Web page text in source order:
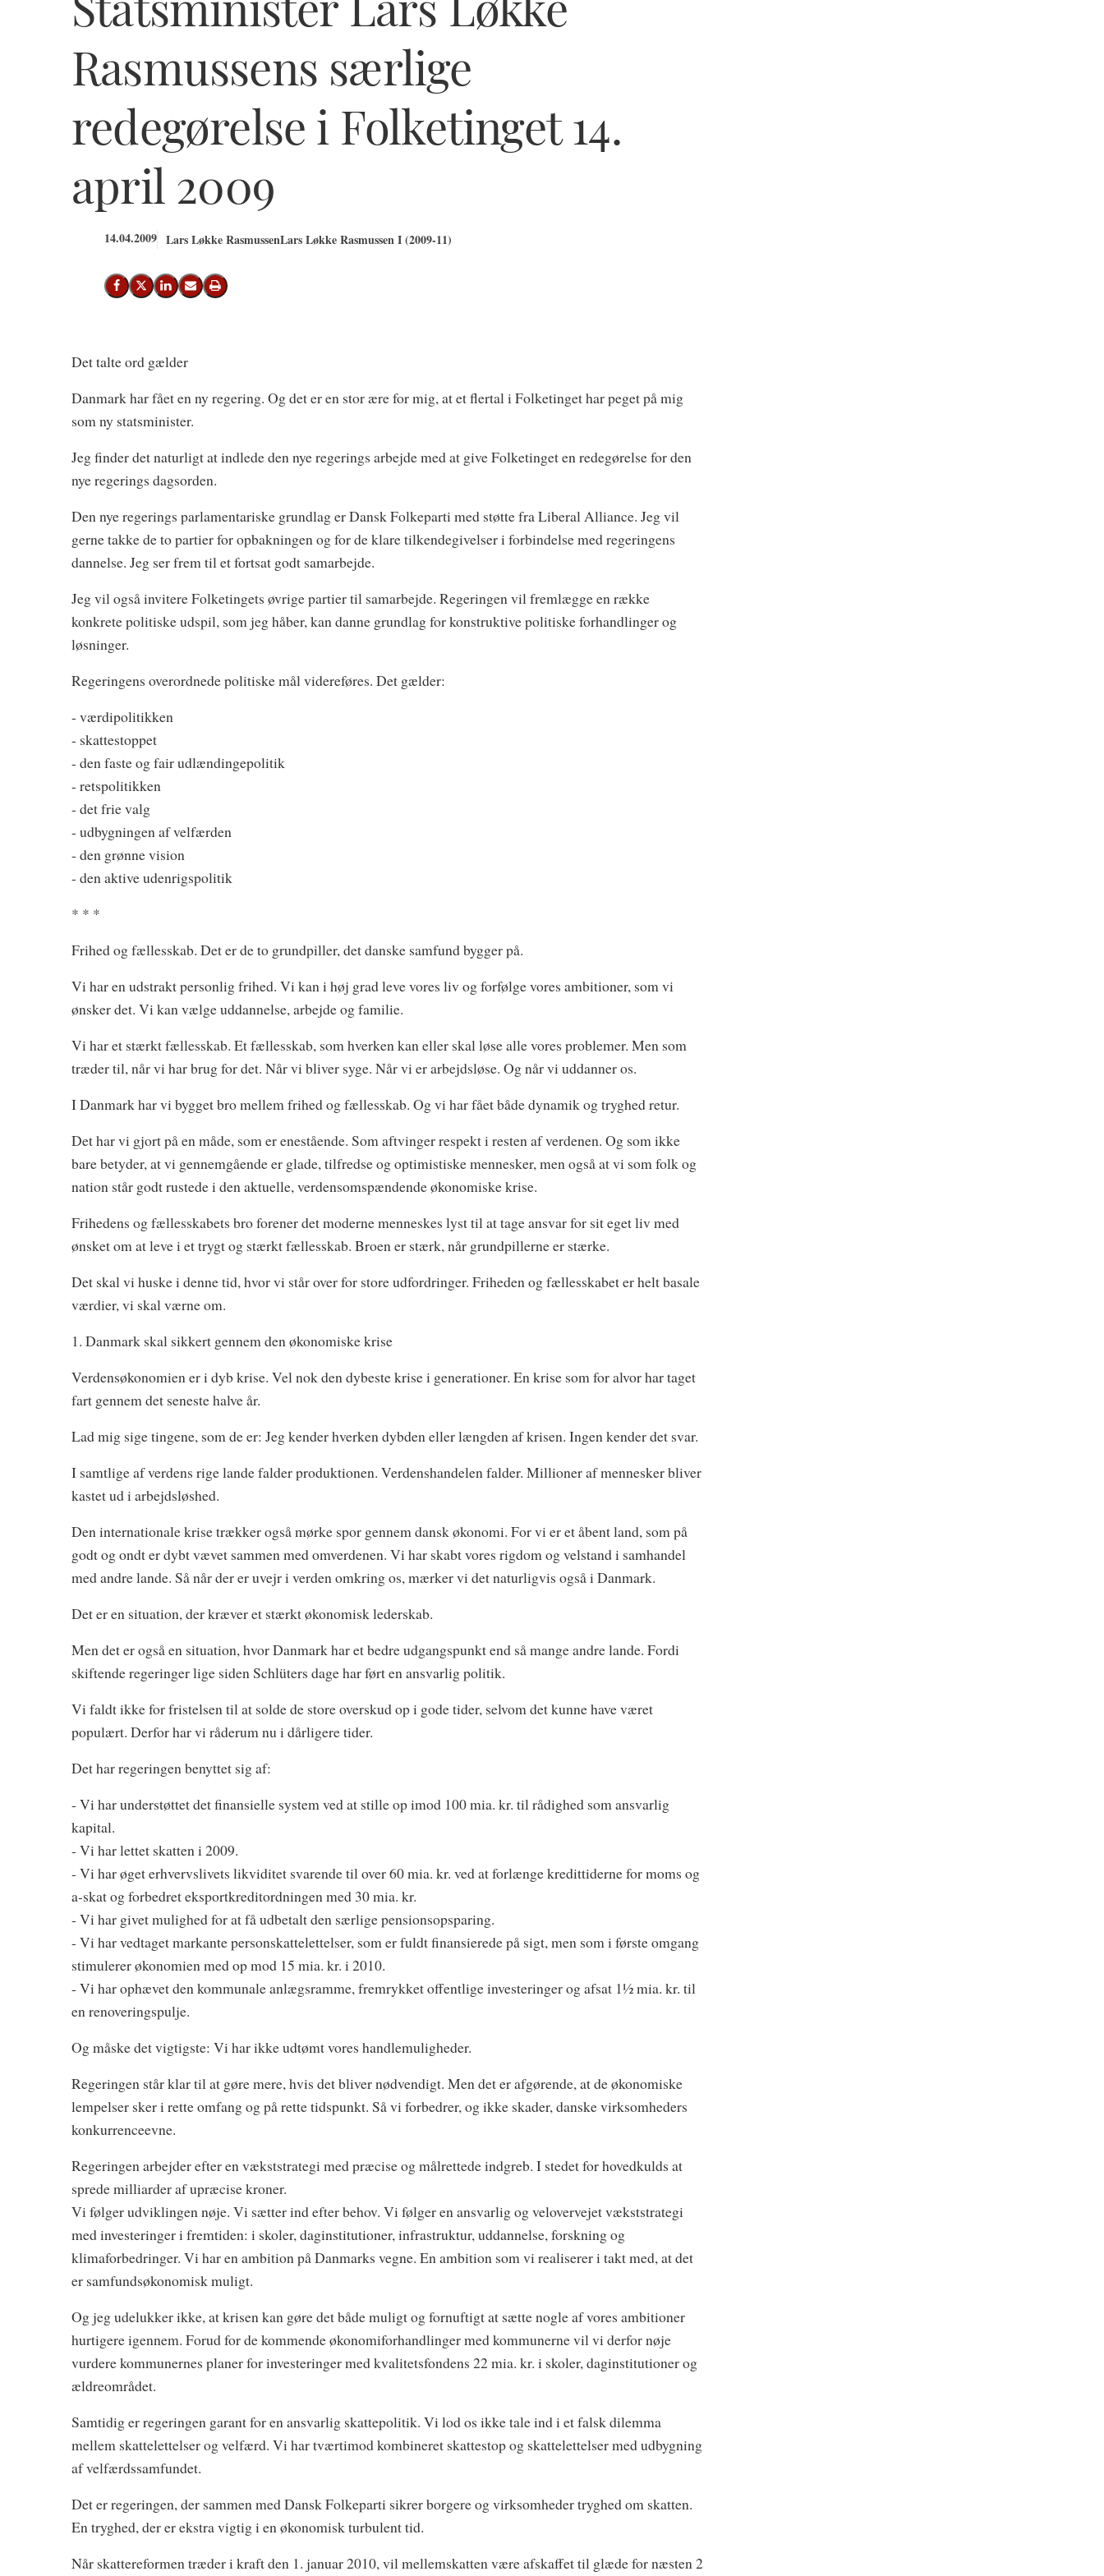
Rasmussens særlige
redegørelse i Folketinget 14.
april 2009
14.04.2009 Lars Løkke RasmussenLars Løkke Rasmussen I (2009-11)
Del på Facebook
Del på X (Twitter)
Del på LinkedIn
Send email
Print
Det talte ord gælder
Danmark har fået en ny regering. Og det er en stor ære for mig, at et flertal i Folketinget har peget på mig
som ny statsminister.
Jeg finder det naturligt at indlede den nye regerings arbejde med at give Folketinget en redegørelse for den
nye regerings dagsorden.
Den nye regerings parlamentariske grundlag er Dansk Folkeparti med støtte fra Liberal Alliance. Jeg vil
gerne takke de to partier for opbakningen og for de klare tilkendegivelser i forbindelse med regeringens
dannelse. Jeg ser frem til et fortsat godt samarbejde.
Jeg vil også invitere Folketingets øvrige partier til samarbejde. Regeringen vil fremlægge en række
konkrete politiske udspil, som jeg håber, kan danne grundlag for konstruktive politiske forhandlinger og
løsninger.
Regeringens overordnede politiske mål videreføres. Det gælder:
- værdipolitikken
- skattestoppet
- den faste og fair udlændingepolitik
- retspolitikken
- det frie valg
- udbygningen af velfærden
- den grønne vision
- den aktive udenrigspolitik
* * *
Frihed og fællesskab. Det er de to grundpiller, det danske samfund bygger på.
Vi har en udstrakt personlig frihed. Vi kan i høj grad leve vores liv og forfølge vores ambitioner, som vi
ønsker det. Vi kan vælge uddannelse, arbejde og familie.
Vi har et stærkt fællesskab. Et fællesskab, som hverken kan eller skal løse alle vores problemer. Men som
træder til, når vi har brug for det. Når vi bliver syge. Når vi er arbejdsløse. Og når vi uddanner os.
I Danmark har vi bygget bro mellem frihed og fællesskab. Og vi har fået både dynamik og tryghed retur.
Det har vi gjort på en måde, som er enestående. Som aftvinger respekt i resten af verdenen. Og som ikke
bare betyder, at vi gennemgående er glade, tilfredse og optimistiske mennesker, men også at vi som folk og
nation står godt rustede i den aktuelle, verdensomspændende økonomiske krise.
Frihedens og fællesskabets bro forener det moderne menneskes lyst til at tage ansvar for sit eget liv med
ønsket om at leve i et trygt og stærkt fællesskab. Broen er stærk, når grundpillerne er stærke.
Det skal vi huske i denne tid, hvor vi står over for store udfordringer. Friheden og fællesskabet er helt basale
værdier, vi skal værne om.
1. Danmark skal sikkert gennem den økonomiske krise
Verdensøkonomien er i dyb krise. Vel nok den dybeste krise i generationer. En krise som for alvor har taget
fart gennem det seneste halve år.
Lad mig sige tingene, som de er: Jeg kender hverken dybden eller længden af krisen. Ingen kender det svar.
I samtlige af verdens rige lande falder produktionen. Verdenshandelen falder. Millioner af mennesker bliver
kastet ud i arbejdsløshed.
Den internationale krise trækker også mørke spor gennem dansk økonomi. For vi er et åbent land, som på
godt og ondt er dybt vævet sammen med omverdenen. Vi har skabt vores rigdom og velstand i samhandel
med andre lande. Så når der er uvejr i verden omkring os, mærker vi det naturligvis også i Danmark.
Det er en situation, der kræver et stærkt økonomisk lederskab.
Men det er også en situation, hvor Danmark har et bedre udgangspunkt end så mange andre lande. Fordi
skiftende regeringer lige siden Schlüters dage har ført en ansvarlig politik.
Vi faldt ikke for fristelsen til at solde de store overskud op i gode tider, selvom det kunne have været
populært. Derfor har vi råderum nu i dårligere tider.
Det har regeringen benyttet sig af:
- Vi har understøttet det finansielle system ved at stille op imod 100 mia. kr. til rådighed som ansvarlig
kapital.
- Vi har lettet skatten i 2009.
- Vi har øget erhvervslivets likviditet svarende til over 60 mia. kr. ved at forlænge kredittiderne for moms og
a-skat og forbedret eksportkreditordningen med 30 mia. kr.
- Vi har givet mulighed for at få udbetalt den særlige pensionsopsparing.
- Vi har vedtaget markante personskattelettelser, som er fuldt finansierede på sigt, men som i første omgang
stimulerer økonomien med op mod 15 mia. kr. i 2010.
- Vi har ophævet den kommunale anlægsramme, fremrykket offentlige investeringer og afsat 11⁄2 mia. kr. til
en renoveringspulje.
Og måske det vigtigste: Vi har ikke udtømt vores handlemuligheder.
Regeringen står klar til at gøre mere, hvis det bliver nødvendigt. Men det er afgørende, at de økonomiske
lempelser sker i rette omfang og på rette tidspunkt. Så vi forbedrer, og ikke skader, danske virksomheders
konkurrenceevne.
Regeringen arbejder efter en vækststrategi med præcise og målrettede indgreb. I stedet for hovedkulds at
sprede milliarder af upræcise kroner.
Vi følger udviklingen nøje. Vi sætter ind efter behov. Vi følgeren ansvarlig og velovervejet vækststrategi
med investeringer i fremtiden: i skoler, daginstitutioner, infrastruktur, uddannelse, forskning og
klimaforbedringer. Vi har en ambition på Danmarks vegne. En ambition som vi realiserer i takt med, at det
er samfundsøkonomisk muligt.
Og jeg udelukker ikke, at krisen kan gøre det både muligt og fornuftigt at sætte nogle af vores ambitioner
hurtigere igennem. Forud for de kommende økonomiforhandlinger med kommunerne vil vi derfor nøje
vurdere kommunernes planer for investeringer med kvalitetsfondens 22 mia. kr. i skoler, daginstitutioner og
ældreområdet.
Samtidig er regeringen garant for en ansvarlig skattepolitik. Vi lod os ikke tale ind i et falsk dilemma
mellem skattelettelser og velfærd. Vi har tværtimod kombineret skattestop og skattelettelser med udbygning
af velfærdssamfundet.
Det er regeringen, der sammen med Dansk Folkeparti sikrer borgere og virksomheder tryghed om skatten.
En tryghed, der er ekstra vigtig i en økonomisk turbulent tid.
Når skattereformen træder i kraft den 1. januar 2010, vil mellemskatten være afskaffet til glæde for næsten 2